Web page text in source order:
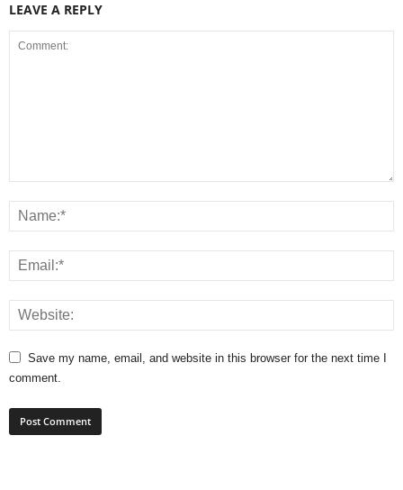
LEAVE A REPLY
Save my name, email, and website in this browser for the next time I
comment.